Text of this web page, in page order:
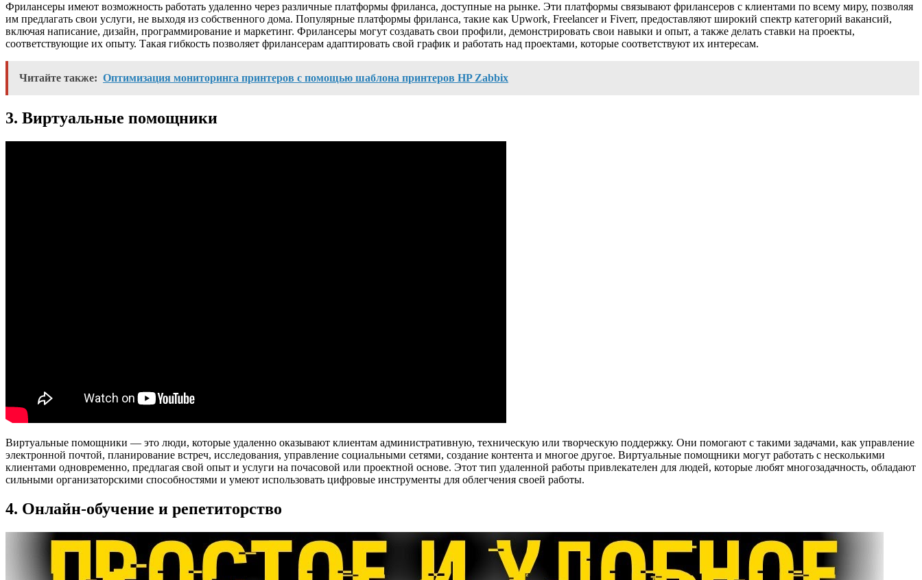
Фрилансеры имеют возможность работать удаленно через различные платформы фриланса, доступные на рынке. Эти платформы связывают фрилансеров с клиентами по всему миру, позволяя
им предлагать свои услуги, не выходя из собственного дома. Популярные платформы фриланса, такие как Upwork, Freelancer и Fiverr, предоставляют широкий спектр категорий вакансий,
включая написание, дизайн, программирование и маркетинг. Фрилансеры могут создавать свои профили, демонстрировать свои навыки и опыт, а также делать ставки на проекты,
соответствующие их опыту. Такая гибкость позволяет фрилансерам адаптировать свой график и работать над проектами, которые соответствуют их интересам.
Читайте также: Оптимизация мониторинга принтеров с помощью шаблона принтеров HP Zabbix
3. Виртуальные помощники
Виртуальные помощники — это люди, которые удаленно оказывают клиентам административную, техническую или творческую поддержку. Они помогают с такими задачами, как управление
электронной почтой, планирование встреч, исследования, управление социальными сетями, создание контента и многое другое. Виртуальные помощники могут работать с несколькими
клиентами одновременно, предлагая свой опыт и услуги на почасовой или проектной основе. Этот тип удаленной работы привлекателен для людей, которые любят многозадачность, обладают
сильными организаторскими способностями и умеют использовать цифровые инструменты для облегчения своей работы.
4. Онлайн-обучение и репетиторство